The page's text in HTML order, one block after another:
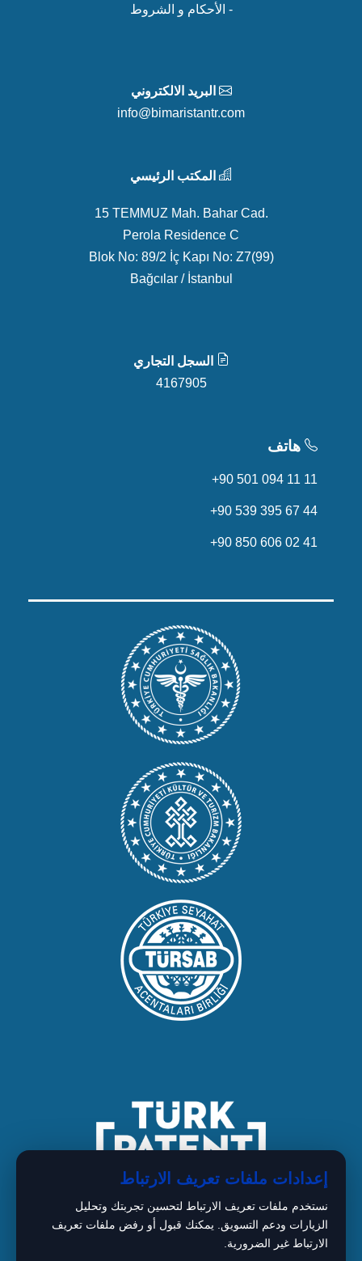
- الأحكام و الشروط
البريد الالكتروني
info@bimaristantr.com
المكتب الرئيسي
15 TEMMUZ Mah. Bahar Cad.
Perola Residence C
Blok No: 89/2 İç Kapı No: Z7(99)
Bağcılar / İstanbul
السجل التجاري
4167905
هاتف
+90 501 094 11 11
+90 539 395 67 44
+90 850 606 02 41
إعدادات ملفات تعريف الارتباط
نستخدم ملفات تعريف الارتباط لتحسين تجربتك وتحليل
الزيارات ودعم التسويق. يمكنك قبول أو رفض ملفات تعريف
الارتباط غير الضرورية.